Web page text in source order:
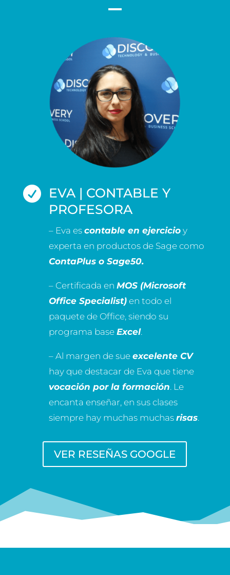
 EVA | CONTABLE Y
PROFESORA
– Eva es contable en ejercicioy
experta en productos de Sage como
ContaPlus o Sage50.
– Certificada en MOS (Microsoft
Office Specialist) en todo el
paquete de Office, siendo su
programa base Excel.
– Al margen de sue excelente CV
hay que destacar de Eva que tiene
vocación por la formación. Le
encanta enseñar, en sus clases
siempre hay muchas muchas risas.
VER RESEÑAS GOOGLE